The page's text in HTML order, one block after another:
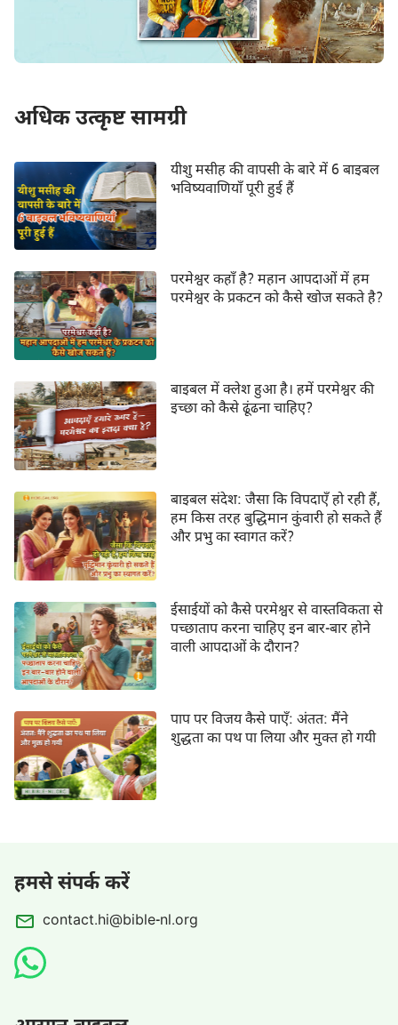
अधिक उत्कृष्ट सामग्री
यीशु मसीह की वापसी के बारे में 6 बाइबल
भविष्यवाणियाँ पूरी हुई हैं
परमेश्वर कहाँ है? महान आपदाओं में हम
परमेश्वर के प्रकटन को कैसे खोज सकते है?
बाइबल में क्लेश हुआ है। हमें परमेश्वर की
इच्छा को कैसे ढूंढना चाहिए?
बाइबल संदेश: जैसा कि विपदाएँ हो रही हैं,
हम किस तरह बुद्धिमान कुंवारी हो सकते हैं
और प्रभु का स्वागत करें?
ईसाईयों को कैसे परमेश्वर से वास्तविकता से
पच्छाताप करना चाहिए इन बार-बार होने
वाली आपदाओं के दौरान?
पाप पर विजय कैसे पाएँ: अंतत: मैंने
शुद्धता का पथ पा लिया और मुक्त हो गयी
हमसे संपर्क करें
contact.hi@bible-nl.org